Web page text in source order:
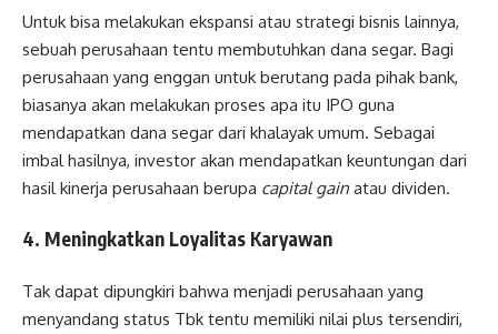
Untuk bisa melakukan ekspansi atau strategi bisnis lainnya,
sebuah perusahaan tentu membutuhkan dana segar. Bagi
perusahaan yang enggan untuk berutang pada pihak bank,
biasanya akan melakukan proses apa itu IPO guna
mendapatkan dana segar dari khalayak umum. Sebagai
imbal hasilnya, investor akan mendapatkan keuntungan dari
hasil kinerja perusahaan berupa capital gain atau dividen.
4. Meningkatkan Loyalitas Karyawan
Tak dapat dipungkiri bahwa menjadi perusahaan yang
menyandang status Tbk tentu memiliki nilai plus tersendiri,